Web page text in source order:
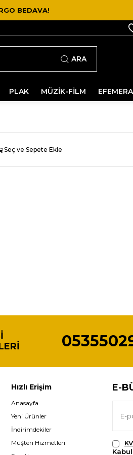
BEDAVA!
ARA
PLAK MÜZİK-FİLM EFEMERA
Seç ve Sepete Ekle
Hızlı Erişim
Anasayfa
Yeni Ürünler
İndirimdekiler
Müşteri Hizmetleri
E-